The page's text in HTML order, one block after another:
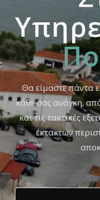
Θα είμαστε πάντα
κάθε σας ανάγκη,
και τις τακτικές
έκτακτων